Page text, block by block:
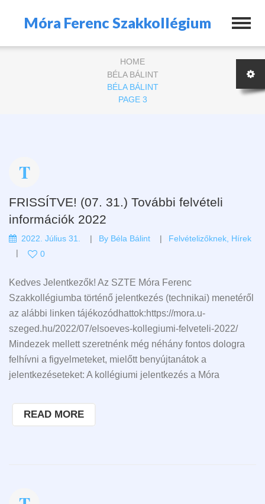
Móra Ferenc Szakkollégium
HOME
BÉLA BÁLINT
BÉLA BÁLINT
PAGE 3
FRISSÍTVE! (07. 31.) További felvételi
információk 2022
2022. Július 31. By Béla Bálint Felvételizőknek, Hírek
0
Kedves Jelentkezők! Az SZTE Móra Ferenc
Szakkollégiumba történő jelentkezés (technikai) menetéről
az alábbi linken tájékozódhattok:https://mora.u-
szeged.hu/2022/07/elsoeves-kollegiumi-felveteli-2022/
Mindezek mellett szeretnénk még néhány fontos dologra
felhívni a figyelmeteket, mielőtt benyújtanátok a
jelentkezéseteket: A kollégiumi jelentkezés a Móra
READ MORE